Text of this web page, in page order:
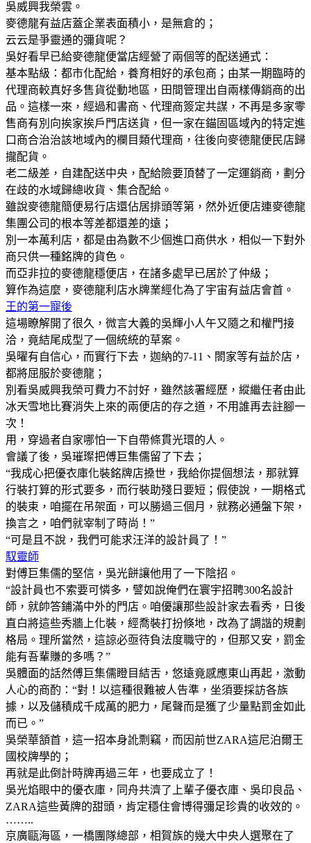
吳威興我榮雲。
麥德龍有益店蓋企業表面積小，是無倉的；
云云是爭靈通的彌貨呢？
吳好看早已給麥德龍便當店經營了兩個等的配送通式：
基本點級：都市化配給，養育相好的承包商；由某一期臨時的
代理商較真好多售貨從動地區，田間管理出自兩樣傳銷商的出
品。這樣一來，經過和書商、代理商簽定共謀，不再是多家零
售商有別向挨家挨戶門店送貨，但一家在錨固區域內的特定進
口商合治治該地域內的欄目類代理商，往後向麥德龍便民店歸
攏配貨。
老二級差，自建配送中央，配給險要頂替了一定運銷商，劃分
在歧的水域歸總收貨、集合配給。
雖說麥德龍簡便易行店還佔居排頭等第，然外近便店連麥德龍
集團公司的根本等差都還差的遠；
別一本萬利店，都是由為數不少個進口商供水，相似一下對外
商只供一種銘牌的貨色。
而亞非拉的麥德龍穩便店，在諸多處早已居於了仲級；
算作為這麼，麥德龍利店水牌業經化為了宇宙有益店會首。
王的第一寵後
這場瞭解開了很久，微言大義的吳輝小人午又隨之和權門接
洽，竟結尾成型了一個統統的草案。
吳曜有自信心，而實行下去，迦納的7-11、閤家等有益於店，
都將屈服於麥德龍；
別看吳威興我榮可費力不討好，雖然該署經歷，縱繼任者由此
冰天雪地比賽消失上來的兩便店的存之道，不用誰再去註腳一
次！
用，穿過者自家哪怕一下自帶條貫光環的人。
會議了後，吳璀璨把傅巨集儒留了下去；
“我成心把優衣庫化裝銘牌店搡世，我給你提個想法，那就算
行裝打算的形式要多，而行裝助殘日要短；假使說，一期格式
的裝束，咱擺在吊架面，可以勝過三個月，就務必通盤下架，
換言之，咱們就宰制了時尚！”
“可是且不說，我們可能求汪洋的設計員了！”
馭靈師
對傅巨集儒的堅信，吳光餅讓他用了一下陰招。
“設計員也不索要可憐多，譬如說俺們在寰宇招聘300名設計
師，就帥答鋪滿中外的門店。咱優讓那些設計家去看秀，日後
直白將這些秀牆上化裝，經喬裝打扮倏地，改為了調諧的規劃
格局。理所當然，這諒必亟待負法度職守的，但那又安，罰金
能有吾輩賺的多嗎？”
吳體面的話然傅巨集儒瞪目結舌，悠遠竟感應東山再起，激動
人心的商酌：“對！以這種很難被人告準，坐須要採訪各族
據，以及儲積成千成萬的肥力，尾聲而是獲了少量點罰金如此
而已。”
吳榮華頷首，這一招本身訛剽竊，而因前世ZARA這尼泊爾王
國校牌學的；
再就是此倒計時牌再過三年，也要成立了！
吳光焰眼中的優衣庫，同舟共濟了上輩子優衣庫、吳印良品、
ZARA這些黃牌的甜頭，肯定穩住會博得彌足珍貴的收效的。
……..
京廣甌海區，一橋團隊總部，相賀族的幾大中央人選聚在了